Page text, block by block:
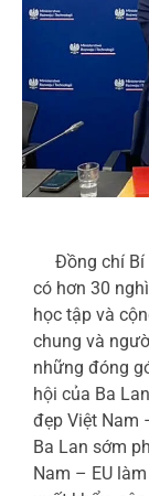
Đồng chí Bí
có hơn 30
học tập và
chung và
những đóng
hội của Ba
đẹp Việt Nam
Ba Lan sớm
Nam – EU